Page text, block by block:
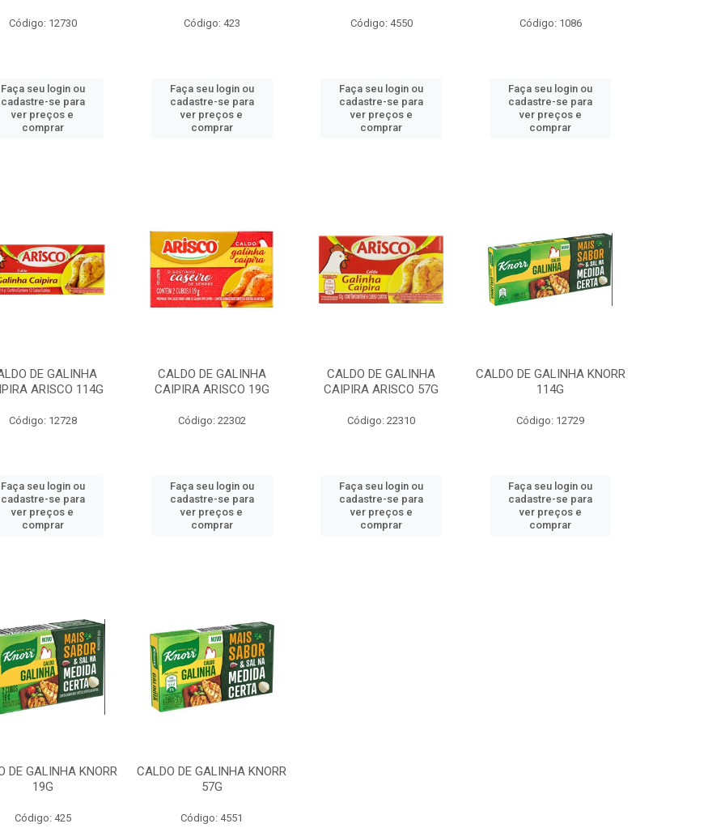
Código: 12730
Faça seu login ou
cadastre-se para
ver preços e
comprar
Código: 423
Faça seu login ou
cadastre-se para
ver preços e
comprar
Código: 4550
Faça seu login ou
cadastre-se para
ver preços e
comprar
Código: 1086
Faça seu login ou
cadastre-se para
ver preços e
comprar
DE GALINHA
ARISCO 114G
Código: 12728
Faça seu login ou
cadastre-se para
ver preços e
comprar
CALDO DE GALINHA
CAIPIRA ARISCO 19G
Código: 22302
Faça seu login ou
cadastre-se para
ver preços e
comprar
CALDO DE GALINHA
CAIPIRA ARISCO 57G
Código: 22310
Faça seu login ou
cadastre-se para
ver preços e
comprar
CALDO DE GALINHA KNORR
114G
Código: 12729
Faça seu login ou
cadastre-se para
ver preços e
comprar
DE GALINHA KNORR
19G
Código: 425
CALDO DE GALINHA KNORR
57G
Código: 4551